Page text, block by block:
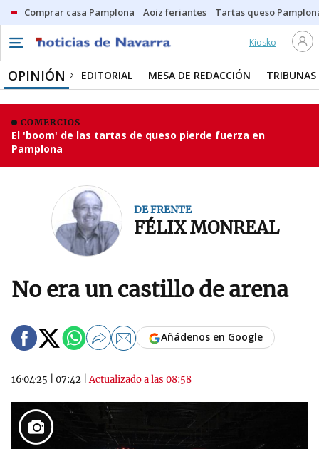
Comprar casa Pamplona Aoiz feriantes Tartas queso
Kiosko
OPINIÓN EDITORIAL MESA DE REDACCIÓN TRIBUNAS
COMERCIOS
El 'boom' de las tartas de queso pierde fuerza en
Pamplona
DE FRENTE
FÉLIX MONREAL
No era un castillo de arena
16·04·25 07:42 |Actualizado a las 08:58
Añádenos en Google